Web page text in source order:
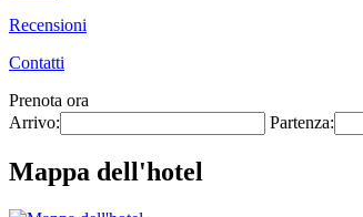
Recensioni
Contatti
Prenota ora
Arrivo:
Partenza:
Mappa dell'hotel